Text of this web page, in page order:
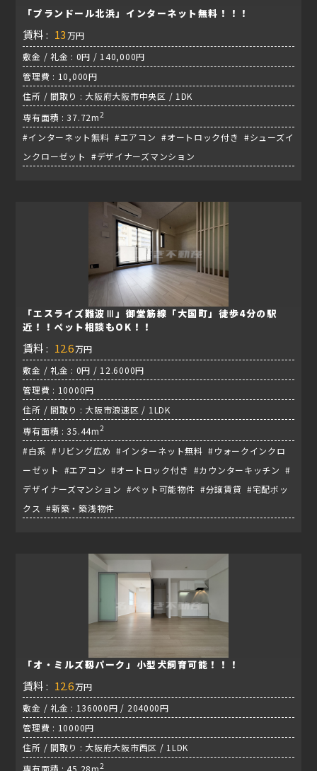
「プランドール北浜」インターネット無料！！！
賃料 : 13 万円
敷金 / 礼金 : 0円 / 140,000円
管理費 : 10,000円
住所 / 間取り : 大阪府大阪市中央区 / 1DK
専有面積 : 37.72m2
#インターネット無料 #エアコン #オートロック付き #シューズイ
ンクローゼット #デザイナーズマンション
「エスライズ難波Ⅲ」御堂筋線「大国町」徒歩4分の駅
近！！ペット相談もOK！！
賃料 : 12.6万円
敷金 / 礼金 : 0円 / 12.6000円
管理費 : 10000円
住所 / 間取り : 大阪市浪速区 / 1LDK
専有面積 : 35.44m2
#白系 #リビング広め #インターネット無料 #ウォークインクロ
ーゼット #エアコン #オートロック付き #カウンターキッチン #
デザイナーズマンション #ペット可能物件 #分譲賃貸 #宅配ボッ
クス #新築・築浅物件
「オ・ミルズ靱パーク」小型犬飼育可能！！！
賃料 : 12.6万円
敷金 / 礼金 : 136000円 / 204000円
管理費 : 10000円
住所 / 間取り : 大阪府大阪市西区 / 1LDK
2